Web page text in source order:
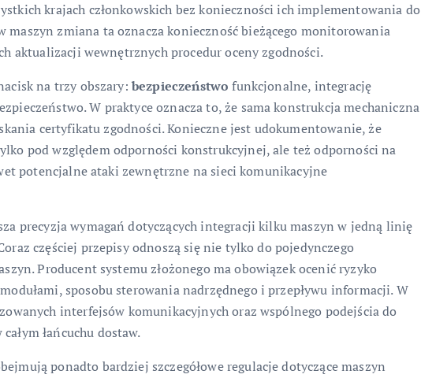
krajach członkowskich bez konieczności ich implementowania do
maszyn zmiana ta oznacza konieczność bieżącego monitorowania
aktualizacji wewnętrznych procedur oceny zgodności.
na trzy obszary: bezpieczeństwo funkcjonalne, integrację
W praktyce oznacza to, że sama konstrukcja mechaniczna
certyfikatu zgodności. Konieczne jest udokumentowanie, że
pod względem odporności konstrukcyjnej, ale też odporności na
potencjalne ataki zewnętrzne na sieci komunikacyjne
precyzja wymagań dotyczących integracji kilku maszyn w jedną linię
częściej przepisy odnoszą się nie tylko do pojedynczego
Producent systemu złożonego ma obowiązek ocenić ryzyko
sposobu sterowania nadrzędnego i przepływu informacji. W
interfejsów komunikacyjnych oraz wspólnego podejścia do
łańcuchu dostaw.
ponadto bardziej szczegółowe regulacje dotyczące maszyn